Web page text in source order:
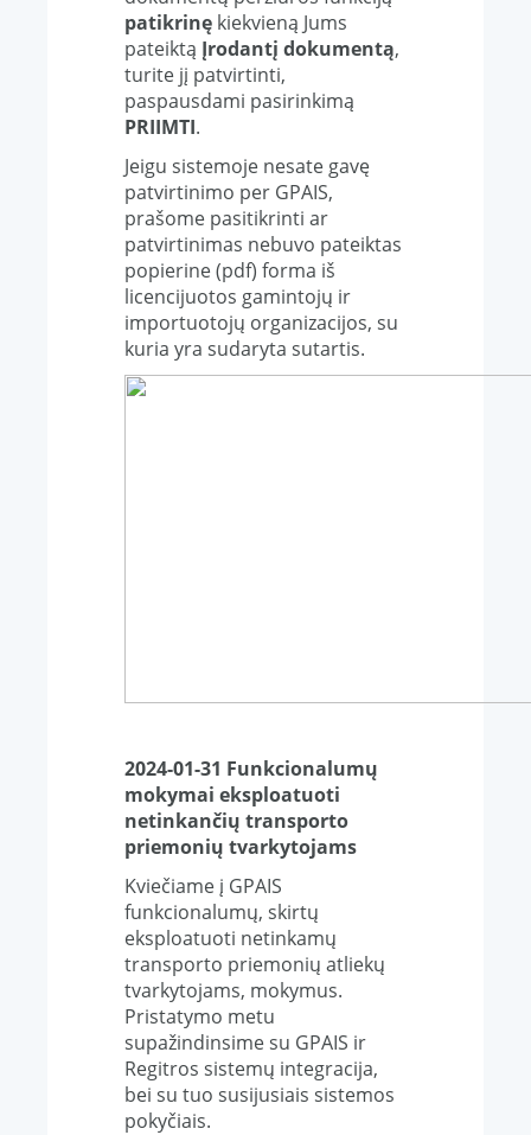
patikrinę kiekvieną Jums
pateiktą Įrodantį dokumentą,
turite jį patvirtinti,
paspausdami pasirinkimą
PRIIMTI.
Jeigu sistemoje nesate gavę
patvirtinimo per GPAIS,
prašome pasitikrinti ar
patvirtinimas nebuvo pateiktas
popierine (pdf) forma iš
licencijuotos gamintojų ir
importuotojų organizacijos, su
kuria yra sudaryta sutartis.
2024-01-31 Funkcionalumų
mokymai eksploatuoti
netinkančių transporto
priemonių tvarkytojams
Kviečiame į GPAIS
funkcionalumų, skirtų
eksploatuoti netinkamų
transporto priemonių atliekų
tvarkytojams, mokymus.
Pristatymo metu
supažindinsime su GPAIS ir
Regitros sistemų integracija,
bei su tuo susijusiais sistemos
pokyčiais.